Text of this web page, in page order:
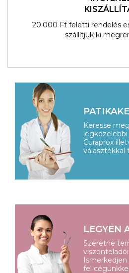
20.000 Ft feletti rendelés
szállítjuk ki
Keresse
Curaprox
választékkal
LEGYEN
Szeretne
fel